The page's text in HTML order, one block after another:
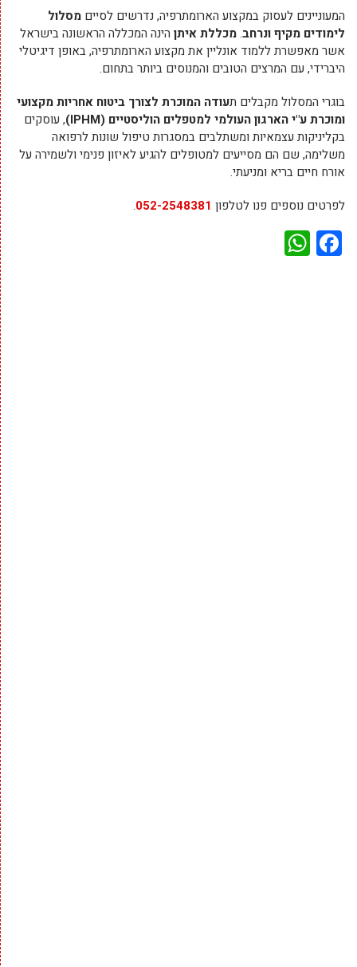
המעוניינים לעסוק במקצוע הארומתרפיה, נדרשים לסיים מסלול
לימודים מקיף ונרחב.מכללת איתן הינה המכללה הראשונה בישראל
אשר מאפשרת ללמוד אונליין את מקצוע הארומתרפיה, באופן דיגיטלי
היברידי, עם המרצים הטובים והמנוסים ביותר בתחום.
בוגרי המסלול מקבלים תעודה המוכרת לצורך ביטוח אחריות מקצועי
ומוכרת ע"י הארגון העולמי למטפלים הוליסטיים (IPHM
), עוסקים
בקליניקות עצמאיות ומשתלבים במסגרות טיפול שונות לרפואה
משלימה, שם הם מסייעים למטופלים להגיע לאיזון פנימי ולשמירה על
אורח חיים בריא ומניעתי.
לפרטים נוספים פנו לטלפון 052-2548381
.
Facebook